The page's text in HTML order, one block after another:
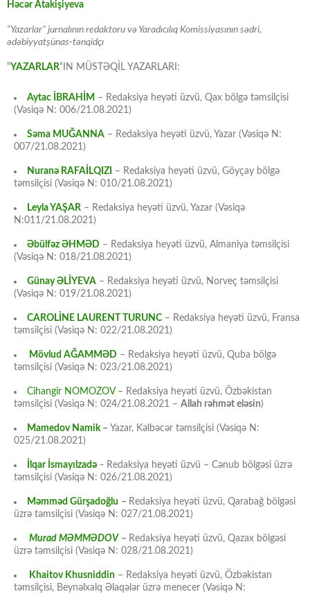
Həcər Atakişiyeva
“Yazarlar” jurnalının redaktoru və Yaradıcılıq Komissiyasının sədri,
ədəbiyyatşünas-tənqidçı
“YAZARLAR“IN MÜSTƏQİL YAZARLARI:
Aytac İBRAHİM – Redaksiya heyəti üzvü, Qax bölgə təmsilçisi
(Vəsiqə N: 006/21.08.2021)
Səma MUĞANNA – Redaksiya heyəti üzvü, Yazar (Vəsiqə N:
007/21.08.2021)
Nuranə RAFAİLQIZI
– Redaksiya heyəti üzvü, Göyçay bölgə
təmsilçisi (Vəsiqə N: 010/21.08.2021)
Leyla YAŞAR – Redaksiya heyəti üzvü, Yazar (Vəsiqə
N:011/21.08.2021)
Əbülfəz ƏHMƏD – Redaksiya heyəti üzvü, Almaniya təmsilçisi
(Vəsiqə N: 018/21.08.2021)
Günay ƏLİYEVA – Redaksiya heyəti üzvü, Norveç təmsilçisi
(Vəsiqə N: 019/21.08.2021)
CAROLİNE LAURENT TURUNC – Redaksiya heyəti üzvü, Fransa
təmsilçisi (Vəsiqə N: 022/21.08.2021)
Mövlud AĞAMMƏD – Redaksiya heyəti üzvü, Quba bölgə
təmsilçisi (Vəsiqə N: 023/21.08.2021)
Cihangir NOMOZOV– Redaksiya heyəti üzvü, Özbəkistan
təmsilçisi (Vəsiqə N: 024/21.08.2021 – Allah rəhmət eləsin)
Mamedov Namik– Yazar, Kəlbəcər təmsilçisi (Vəsiqə N:
025/21.08.2021)
İlqar İsmayılzadə – Redaksiya heyəti üzvü – Cənub bölgəsi üzrə
təmsilçisi (Vəsiqə N: 026/21.08.2021)
Məmməd Gürşadoğlu – Redaksiya heyəti üzvü, Qarabağ bölgəsi
üzrə təmsilçisi (Vəsiqə N: 027/21.08.2021)
Murad MƏMMƏDOV – Redaksiya heyəti üzvü, Qazax bölgəsi
üzrə təmsilçisi (Vəsiqə N: 028/21.08.2021)
Khaitov Khusniddin – Redaksiya heyəti üzvü, Özbəkistan
təmsilçisi, Beynəlxalq Əlaqələr üzrə menecer (Vəsiqə N: